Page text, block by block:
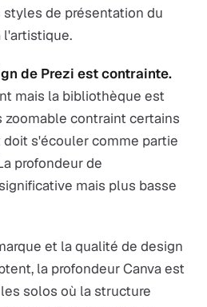
de présentation du
l'artistique.
de Prezi est contrainte.
mais la bibliothèque est
zoomable contraint certains
s'écouler comme partie
profondeur de
mais plus basse
et la qualité de design
la profondeur Canva est
solos où la structure